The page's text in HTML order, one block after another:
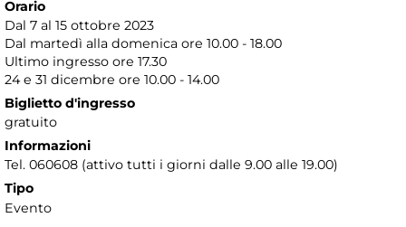
Orario
Dal 7 al 15 ottobre 2023
Dal martedì alla domenica ore 10.00 - 18.00
Ultimo ingresso ore 17.30
24 e 31 dicembre ore 10.00 - 14.00
Biglietto d'ingresso
gratuito
Informazioni
Tel. 060608 (attivo tutti i giorni dalle 9.00 alle 19.00)
Tipo
Evento